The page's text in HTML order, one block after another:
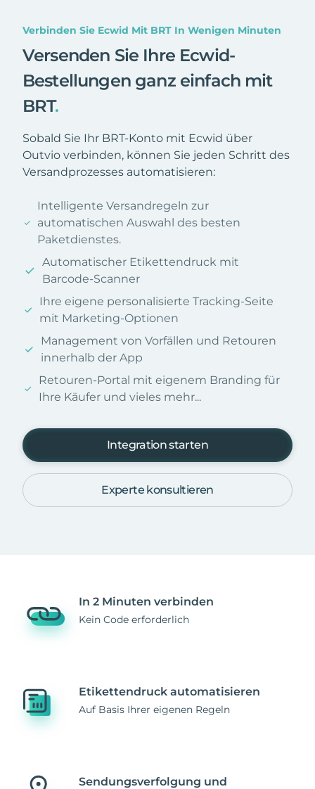
Verbinden Sie Ecwid Mit BRT In Wenigen Minuten
Versenden Sie Ihre Ecwid-
Bestellungen ganz einfach mit
BRT.
Sobald Sie Ihr BRT-Konto mit Ecwid über
Outvio verbinden, können Sie jeden Schritt des
Versandprozesses automatisieren:
Intelligente Versandregeln zur
automatischen Auswahl des besten
Paketdienstes.
Automatischer Etikettendruck mit
Barcode-Scanner
Ihre eigene personalisierte Tracking-Seite
mit Marketing-Optionen
Management von Vorfällen und Retouren
innerhalb der App
Retouren-Portal mit eigenem Branding für
Ihre Käufer und vieles mehr...
Integration starten
Experte konsultieren
In 2 Minuten verbinden
Kein Code erforderlich
Etikettendruck automatisieren
Auf Basis Ihrer eigenen Regeln
Sendungsverfolgung und